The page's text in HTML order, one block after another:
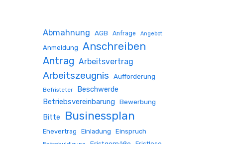
Abmahnung AGB Anfrage Angebot
Anmeldung Anschreiben
Antrag Arbeitsvertrag
Arbeitszeugnis Aufforderung
Befristeter
Beschwerde
Betriebsvereinbarung Bewerbung
Bitte Businessplan
Ehevertrag Einladung Einspruch